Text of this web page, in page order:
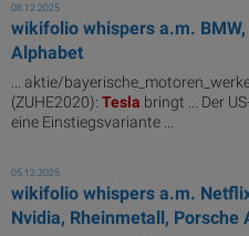
08.12.2025
wikifolio whispers a.m.
Alphabet
... aktie/
(ZUHE2020): Tesla bringt ... Der
eine Einstiegsvariante ...
05.12.2025
wikifolio whispers a.m.
Nvidia, Rheinmetall, Porsche